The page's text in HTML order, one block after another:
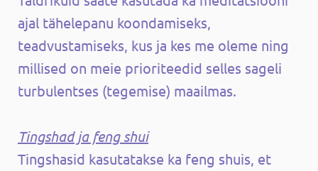
ajal tähelepanu koondamiseks,
teadvustamiseks, kus ja kes me oleme ning
millised on meie prioriteedid selles sageli
turbulentses (tegemise) maailmas.
Tingshad ja feng shui
Tingshasid kasutatakse ka feng shuis, et